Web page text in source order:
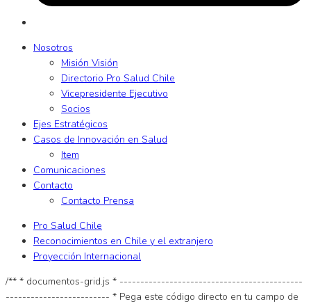
Nosotros
Misión Visión
Directorio Pro Salud Chile
Vicepresidente Ejecutivo
Socios
Ejes Estratégicos
Casos de Innovación en Salud
Item
Comunicaciones
Contacto
Contacto Prensa
Pro Salud Chile
Reconocimientos en Chile y el extranjero
Proyección Internacional
/** * documentos-grid.js * --------------------------------------------
------------------------- * Pega este código directo en tu campo de